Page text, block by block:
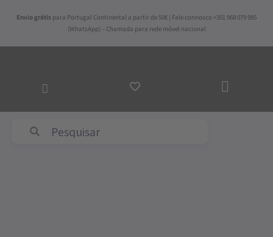
Envio grátis para Portugal Continental a partir de 50€ | Fale connosco +351 968 079 985
(WhatsApp) – Chamada para rede móvel nacional
AO